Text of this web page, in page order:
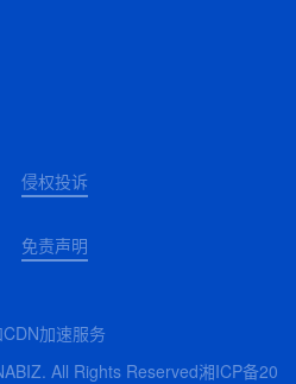
侵权投诉
免责声明
加速服务
All Rights Reserved湘ICP备20